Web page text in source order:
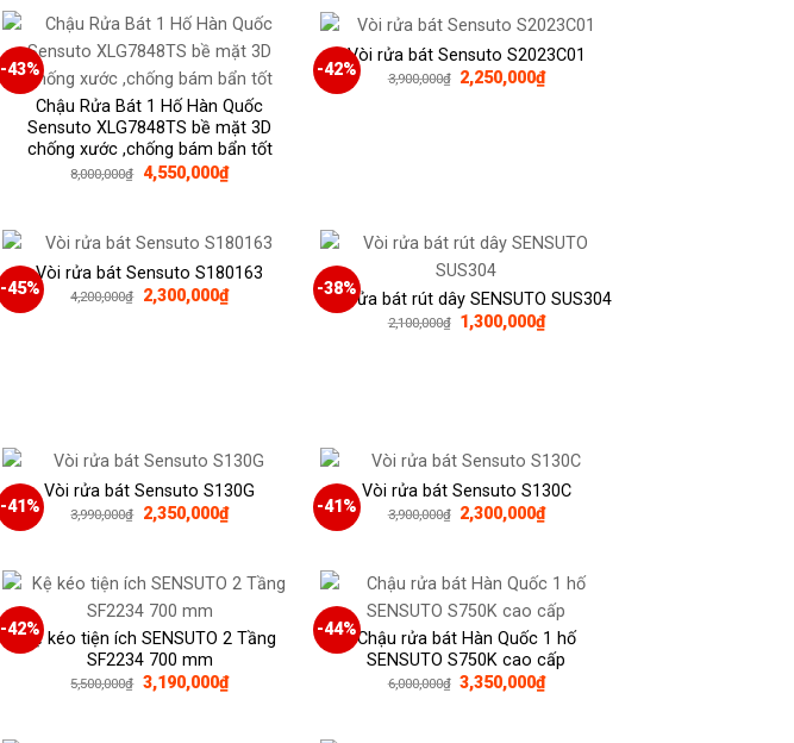
2,700,000₫.
-43%
Chậu Rửa Bát 1 Hố Hàn Quốc
Sensuto XLG7848TS bề mặt 3D
chống xước ,chống bám bẩn tốt
8,000,000₫
Giá
gốc
4,550,000₫Giá
hiện
4,550,000₫.
-42%
Vòi rửa bát Sensuto S2023C01
3,900,000₫ Giá
gốc
2,250,000₫Giá
hiện
-45%
Vòi rửa bát Sensuto S180163
4,200,000₫
Giá
gốc
2,300,000₫Giá
hiện
-38%
Vòi rửa bát rút dây SENSUTO SUS304
2,100,000₫ Giá
gốc
1,300,000₫Giá
hiện
-41%
Vòi rửa bát Sensuto S130G
3,990,000₫
Giá
gốc
2,350,000₫Giá
hiện
2,350,000₫.
-41%
Vòi rửa bát Sensuto S130C
3,900,000₫ Giá
gốc
2,300,000₫Giá
hiện
2,300,000₫.
-42%Kệ kéo tiện ích SENSUTO 2 Tầng
SF2234 700 mm
5,500,000₫ Giá
gốc
3,190,000₫Giá
hiện
-44%Chậu rửa bát Hàn Quốc 1 hố
SENSUTO S750K cao cấp
6,000,000₫ Giá
gốc
3,350,000₫Giá
hiện